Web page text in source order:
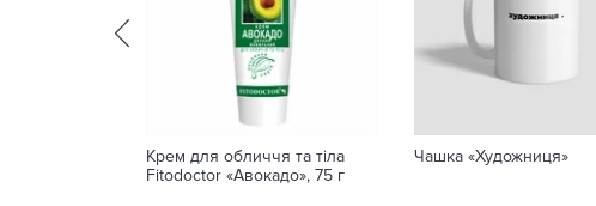
Крем для обличчя та тіла
Fitodoctor «Авокадо», 75 г
Чашка «Художниця»